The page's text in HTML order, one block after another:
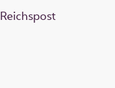
Reichspost